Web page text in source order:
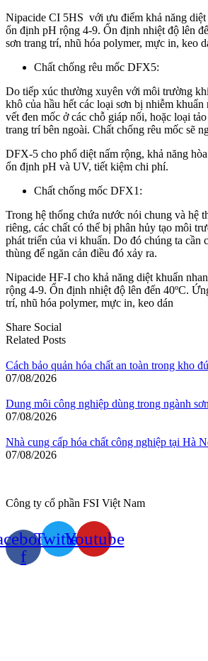
Nipacide CI 5HS với ưu điểm khả năng diệt
ổn định pH rộng 4-9. Ổn định nhiệt độ lên
sơn trang trí, nhũ hóa polymer, mực in, keo
Chất chống rêu mốc DFX5:
Do tiếp xúc thường xuyên với môi trường
khô của hầu hết các loại sơn bị nhiễm
vết đen mốc ở các chỗ giáp nối, hoặc loại
trang trí bên ngoài. Chất chống rêu mốc sẽ
DFX-5 cho phổ diệt nấm rộng, khả năng
ổn định pH và UV, tiết kiệm chi phí.
Chất chống mốc DFX1:
Trong hệ thống chứa nước nói chung và hệ
riêng, các chất có thể bị phân hủy tạo môi
phát triển của vi khuẩn. Do đó chúng ta cần
thùng để ngăn cản điều đó xảy ra.
Nipacide HF-I cho khả năng diệt khuẩn
rộng 4-9. Ổn định nhiệt độ lên đến 40ºC.
trí, nhũ hóa polymer, mực in, keo dán
Share Social
Related Posts
Cách bảo quản hóa chất an toàn trong kho
07/08/2026
Dung môi công nghiệp dùng trong ngành
07/08/2026
Nhà cung cấp hóa chất công nghiệp tại Hà
07/08/2026
Công ty cổ phần FSI Việt Nam
f
TwitterYoutube